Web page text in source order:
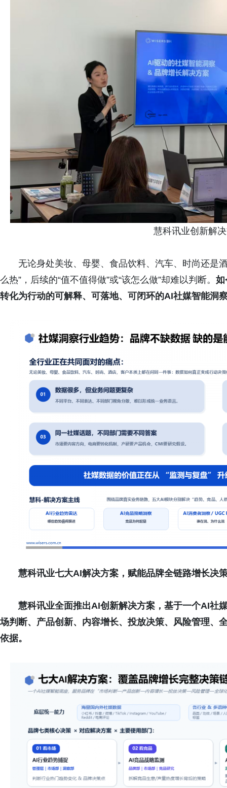
慧科讯业创新解
无论身处美妆、母婴、食品饮料、汽车、时尚还是
么热”，后续的“值不值得做”或“该怎么做”却难以判断。 如
转化为行动的可解释、可落地、可闭环的AI社媒智能洞
慧科讯业七大AI解决方案，赋能品牌全链路增长决
慧科讯业全面推出AI创新解决方案，基于一个AI社
场判断、产品创新、内容增长、投放决策、风险管理、
依据。